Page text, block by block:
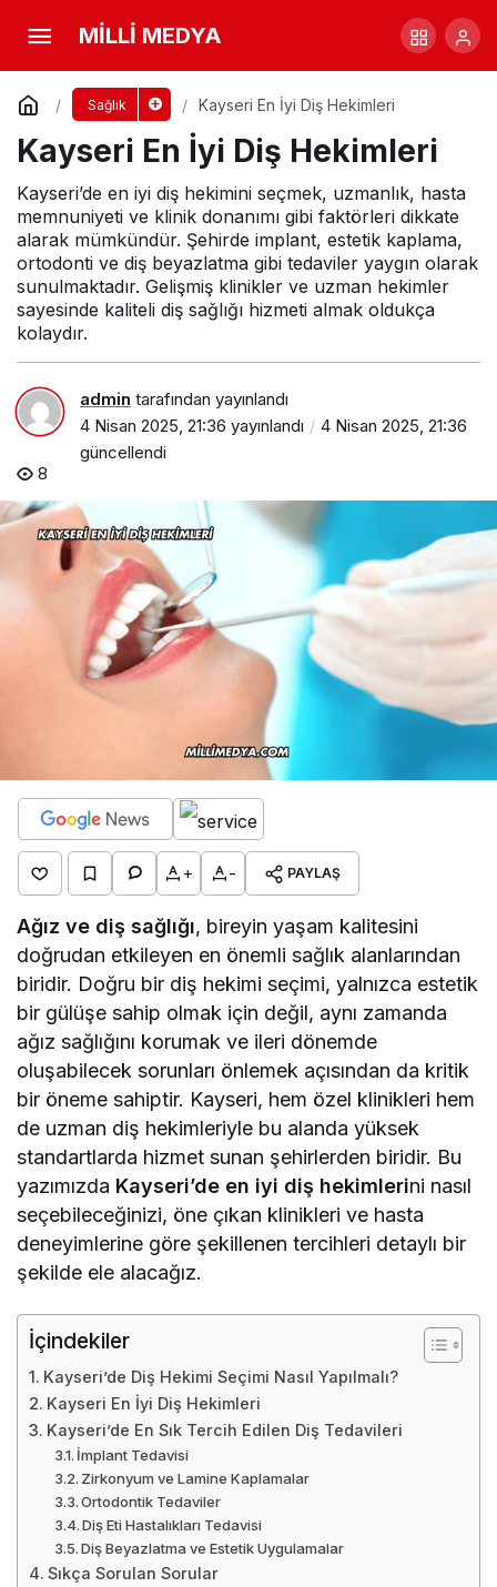
MİLLİ MEDYA
Sağlık Kayseri En İyi Diş Hekimleri
Kayseri En İyi Diş Hekimleri
Kayseri’de en iyi diş hekimini seçmek, uzmanlık, hasta
memnuniyeti ve klinik donanımı gibi faktörleri dikkate
alarak mümkündür. Şehirde implant, estetik kaplama,
ortodonti ve diş beyazlatma gibi tedaviler yaygın olarak
sunulmaktadır. Gelişmiş klinikler ve uzman hekimler
sayesinde kaliteli diş sağlığı hizmeti almak oldukça
kolaydır.
admin tarafından yayınlandı
4 Nisan 2025, 21:36 yayınlandı
4 Nisan 2025, 21:36
güncellendi
8
+ - PAYLAŞ
Ağız ve diş sağlığı, bireyin yaşam kalitesini
doğrudan etkileyen en önemli sağlık alanlarından
biridir. Doğru bir diş hekimi seçimi, yalnızca estetik
bir gülüşe sahip olmak için değil, aynı zamanda
ağız sağlığını korumak ve ileri dönemde
oluşabilecek sorunları önlemek açısından da kritik
bir öneme sahiptir. Kayseri, hem özel klinikleri hem
de uzman diş hekimleriyle bu alanda yüksek
standartlarda hizmet sunan şehirlerden biridir. Bu
yazımızda Kayseri’de en iyi diş hekimlerini nasıl
seçebileceğinizi, öne çıkan klinikleri ve hasta
deneyimlerine göre şekillenen tercihleri detaylı bir
şekilde ele alacağız.
İçindekiler
Kayseri’de Diş Hekimi Seçimi Nasıl Yapılmalı?
Kayseri En İyi Diş Hekimleri
Kayseri’de En Sık Tercih Edilen Diş Tedavileri
İmplant Tedavisi
Zirkonyum ve Lamine Kaplamalar
Ortodontik Tedaviler
Diş Eti Hastalıkları Tedavisi
Diş Beyazlatma ve Estetik Uygulamalar
Sıkça Sorulan Sorular
Kayseri En İyi Diş Hekimleri
Yorum Yap